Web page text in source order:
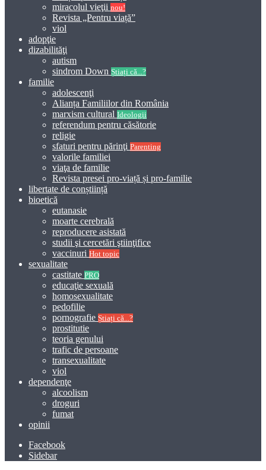
miracolul vieţii nou!
Revista „Pentru viață”
viol
adopţie
dizabilităţi
autism
sindrom Down Știați că...?
familie
adolescenţi
Alianța Familiilor din România
marxism cultural Ideologii
referendum pentru căsătorie
religie
sfaturi pentru părinţi Parenting
valorile familiei
viaţa de familie
Revista presei pro-viață și pro-familie
libertate de conștiință
bioetică
eutanasie
moarte cerebrală
reproducere asistată
studii şi cercetări ştiinţifice
vaccinuri Hot topic
sexualitate
castitate PRO
educaţie sexuală
homosexualitate
pedofilie
pornografie Știați că...?
prostitutie
teoria genului
trafic de persoane
transexualitate
viol
dependenţe
alcoolism
droguri
fumat
opinii
Facebook
Sidebar